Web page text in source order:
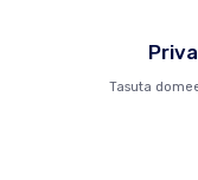
Tasuta